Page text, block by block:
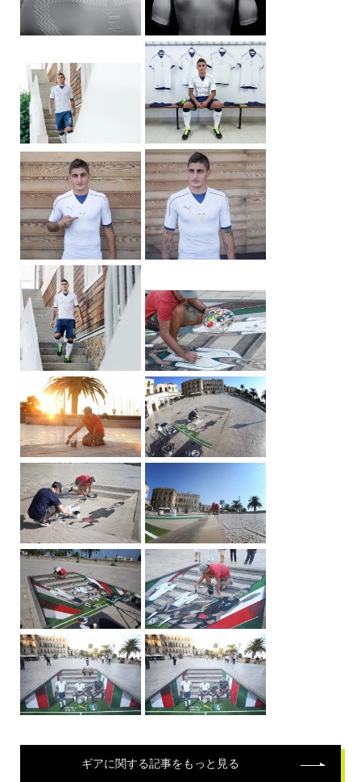
ギアに関する記事をもっと見る